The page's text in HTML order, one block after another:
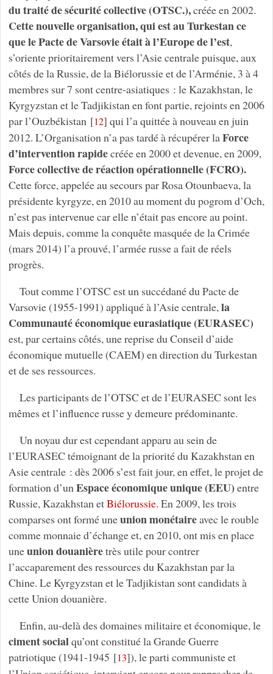
du traité de sécurité collective (OTSC.),créée en 2002.
Cette nouvelle organisation, qui est au Turkestan ce
que le Pacte de Varsovie était à l’Europe de l’est,
s’oriente prioritairement vers l’Asie centrale puisque, aux
côtés de la Russie, de la Biélorussie et de l’Arménie, 3 à 4
membres sur 7 sont centre-asiatiques : le Kazakhstan, le
Kyrgyzstan et le Tadjikistan en font partie, rejoints en 2006
par l’Ouzbékistan[12] qui l’a quittée à nouveau en juin
2012. L’Organisation n’a pas tardé à récupérer laForce
d’intervention rapidecréée en 2000 et devenue, en 2009,
Force collective de réaction opérationnelle (FCRO).
Cette force, appelée au secours par Rosa Otounbaeva, la
présidente kyrgyze, en 2010 au moment du pogrom d’Och,
n’est pas intervenue car elle n’était pas encore au point.
Mais depuis, comme la conquête masquée de la Crimée
(mars 2014) l’a prouvé, l’armée russe a fait de réels
progrès.
Tout comme l’OTSC est un succédané du Pacte de
Varsovie (1955-1991) appliqué à l’Asie centrale,la
Communauté économique eurasiatique (EURASEC)
est, par certains côtés, une reprise du Conseil d’aide
économique mutuelle (CAEM) en direction du Turkestan
et de ses ressources.
Les participants de l’OTSC et de l’EURASEC sont les
mêmes et l’influence russe y demeure prédominante.
Un noyau dur est cependant apparu au sein de
l’EURASEC témoignant de la priorité du Kazakhstan en
Asie centrale : dès 2006 s’est fait jour, en effet, le projet de
formation d’unEspace économique unique (EEU) entre
Russie, Kazakhstan etBiélorussie. En 2009, les trois
comparses ont formé uneunion monétaireavec le rouble
comme monnaie d’échange et, en 2010, ont mis en place
uneunion douanièretrès utile pour contrer
l’accaparement des ressources du Kazakhstan par la
Chine. Le Kyrgyzstan et le Tadjikistan sont candidats à
cette Union douanière.
Enfin, au-delà des domaines militaire et économique,le
ciment socialqu’ont constitué la Grande Guerre
patriotique (1941-1945 [13]), le parti communiste et